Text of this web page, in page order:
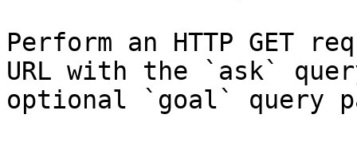
Perform an HTTP GET
URL with the `ask`
optional `goal` query